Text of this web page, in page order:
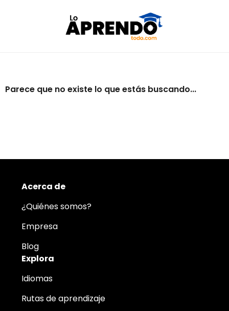
Parece que no existe lo que estás buscando...
Acerca de
¿Quiénes somos?
Empresa
Blog
Explora
Idiomas
Rutas de aprendizaje